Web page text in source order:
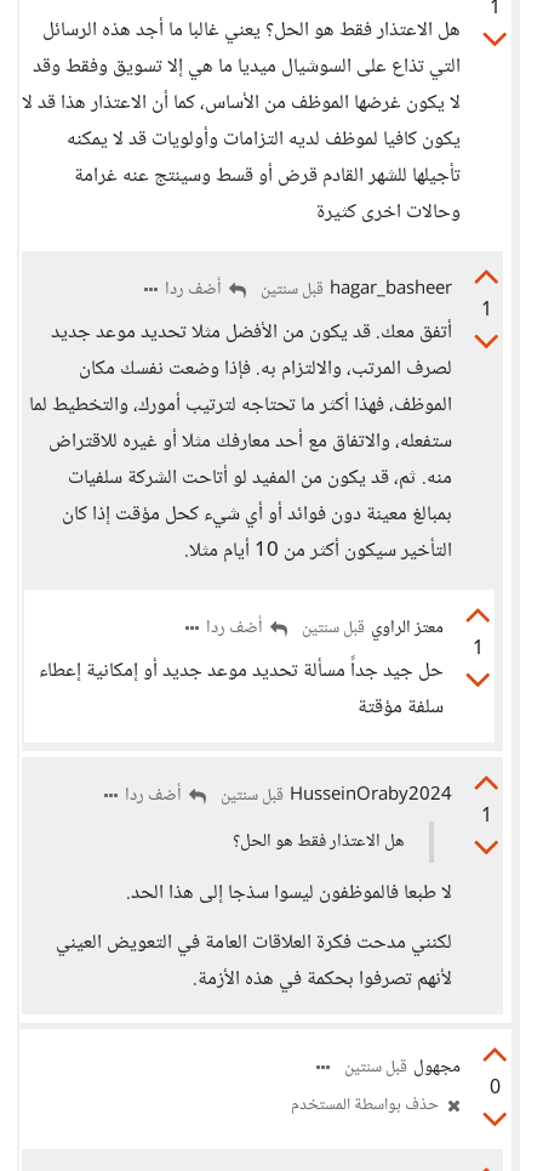
1
هل الاعتذار فقط هو الحل؟ يعني غالبا ما أجد هذه الرسائل
التي تذاع على السوشيال ميديا ما هي إلا تسويق وفقط وقد
لا يكون غرضها الموظف من الأساس، كما أن الاعتذار هذا قد لا
يكون كافيا لموظف لديه التزامات وأولويات قد لا يمكنه
تأجيلها للشهر القادم قرض أو قسط وسينتج عنه غرامة
وحالات اخرى كثيرة
1
hagar_basheer قبل سنتين أضف ردا
أتفق معك. قد يكون من الأفضل مثلا تحديد موعد جديد
لصرف المرتب، والالتزام به. فإذا وضعت نفسك مكان
الموظف، فهذا أكثر ما تحتاجه لترتيب أمورك، والتخطيط لما
ستفعله، والاتفاق مع أحد معارفك مثلا أو غيره للاقتراض
منه. ثم، قد يكون من المفيد لو أتاحت الشركة سلفيات
بمبالغ معينة دون فوائد أو أي شيء كحل مؤقت إذا كان
التأخير سيكون أكثر من 10 أيام مثلا.
1
معتز الراوي قبل سنتين أضف ردا
حل جيد جداً مسألة تحديد موعد جديد أو إمكانية إعطاء
سلفة مؤقتة
1
HusseinOraby2024 قبل سنتين
أضف ردا
هل الاعتذار فقط هو الحل؟
لا طبعا فالموظفون ليسوا سذجا إلى هذا الحد.
لكنني مدحت فكرة العلاقات العامة في التعويض العيني
لأنهم تصرفوا بحكمة في هذه الأزمة.
0
مجهول قبل سنتين
حذف بواسطة المستخدم